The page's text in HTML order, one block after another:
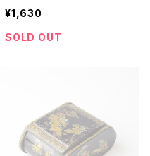
ク缶 tin缶 紅茶缶 ビス
ケット缶 ブリキ 雑貨
¥1,630
SOLD OUT